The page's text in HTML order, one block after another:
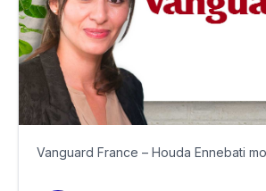
Vanguard France – Houda Ennebati